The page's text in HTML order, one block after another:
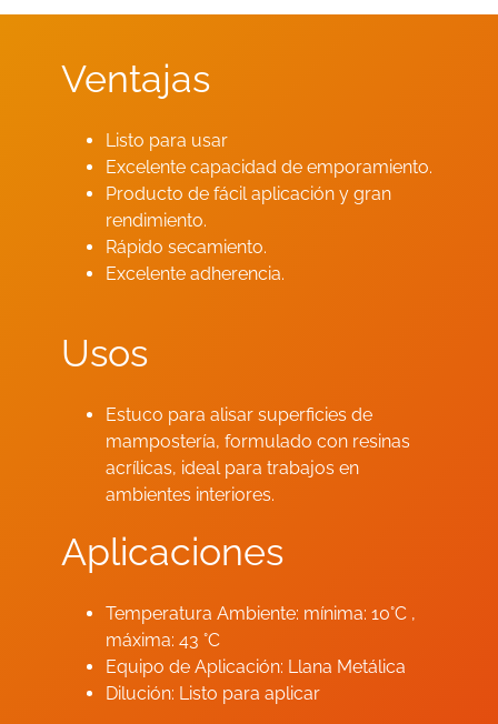
Ventajas
Listo para usar
Excelente capacidad de emporamiento.
Producto de fácil aplicación y gran
rendimiento.
Rápido secamiento.
Excelente adherencia.
Usos
Estuco para alisar superficies de
mampostería, formulado con resinas
acrílicas, ideal para trabajos en
ambientes interiores.
Aplicaciones
Temperatura Ambiente: mínima: 10°C ,
máxima: 43 °C
Equipo de Aplicación: Llana Metálica
Dilución: Listo para aplicar